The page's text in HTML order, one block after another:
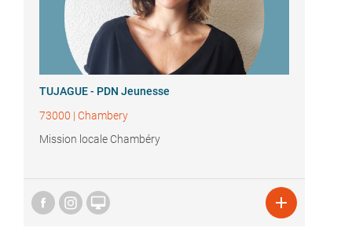
TUJAGUE - PDN Jeunesse
73000 | Chambery
Mission locale Chambéry
 